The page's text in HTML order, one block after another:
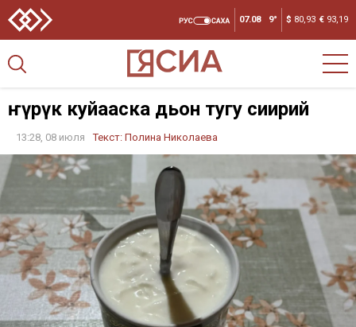
07.08 9° $ 80,93 € 93,19
Өҥүрүк куйааска дьон тугу сиирий
13:28, 08 июля Текст: Полина Николаева